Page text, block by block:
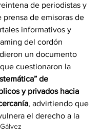
de periodistas y
prensa de emisoras de
informativos y
del cordón
un documento
cuestionaron la
de
y privados hacia
, advirtiendo que
el derecho a la